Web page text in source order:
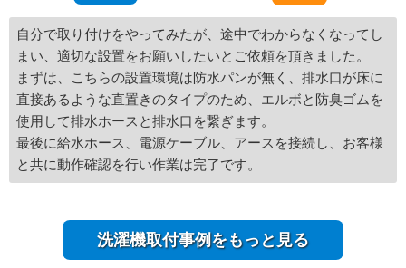
自分で取り付けをやってみたが、途中でわからなくなってし
まい、適切な設置をお願いしたいとご依頼を頂きました。
まずは、こちらの設置環境は防水パンが無く、排水口が床に
直接あるような直置きのタイプのため、エルボと防臭ゴムを
使用して排水ホースと排水口を繋ぎます。
最後に給水ホース、電源ケーブル、アースを接続し、お客様
と共に動作確認を行い作業は完了です。
洗濯機取付事例をもっと見る